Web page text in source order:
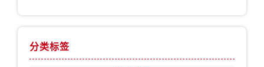
分类标签